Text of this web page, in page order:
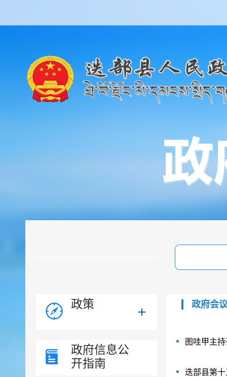
政策
政府信息公
开指南
政府会
图哇甲主
迭部县第